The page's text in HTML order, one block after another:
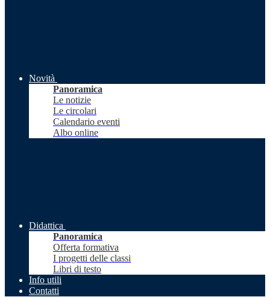
Novità
Panoramica
Le notizie
Le circolari
Calendario eventi
Albo online
Didattica
Panoramica
Offerta formativa
I progetti delle classi
Libri di testo
Info utili
Contatti